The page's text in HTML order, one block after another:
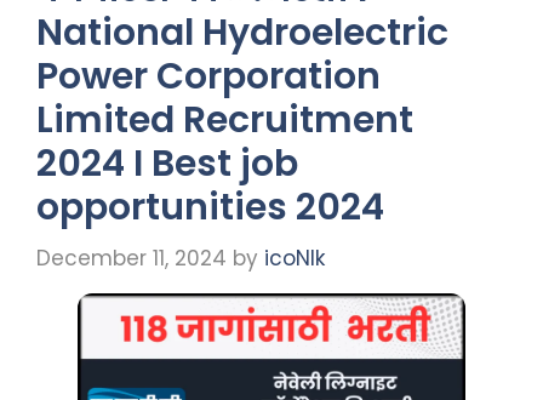
National Hydroelectric
Power Corporation
Limited Recruitment
2024 I Best job
opportunities 2024
December 11, 2024 by icoNIk